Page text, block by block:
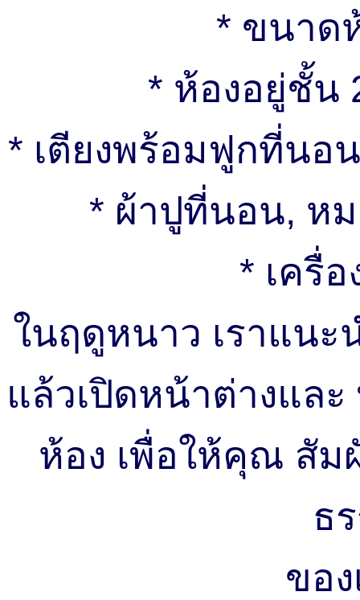
* ขนาด
* ห้องอยู่ชั้น
* เตียงพร้อมฟูกที่นอ
* ผ้าปูที่นอน, ห
* เครื่
ในฤดูหนาว เราแนะ
แล้วเปิดหน้าต่างแล
ห้อง เพื่อให้คุณ สัม
ธ
ขอ